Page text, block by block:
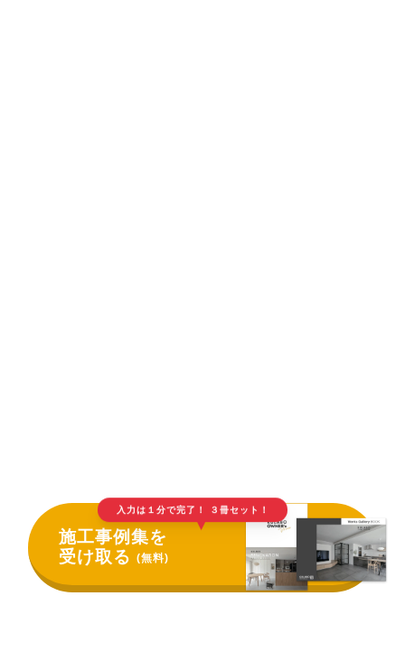
入力は１分で完了！ ３冊セット！
▲
施工事例集を
受け取る(無料)